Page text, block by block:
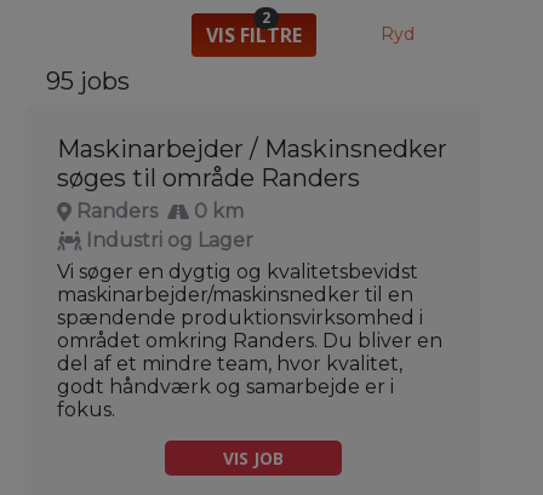
VIS FILTRE
2
Ryd
95 jobs
Maskinarbejder / Maskinsnedker
søges til område Randers
Randers
0 km
Industri og Lager
Vi søger en dygtig og kvalitetsbevidst
maskinarbejder/maskinsnedker til en
spændende produktionsvirksomhed i
området omkring Randers. Du bliver en
del af et mindre team, hvor kvalitet,
godt håndværk og samarbejde er i
fokus.
VIS JOB